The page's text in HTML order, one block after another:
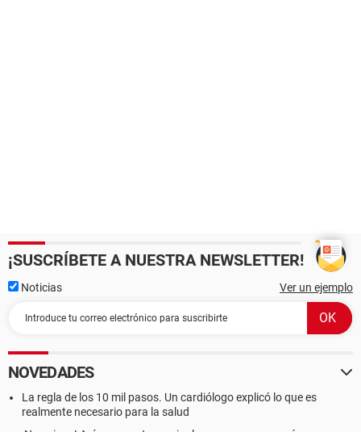
¡SUSCRÍBETE A NUESTRA NEWSLETTER!
Noticias Ver un ejemplo
NOVEDADES
La regla de los 10 mil pasos. Un cardiólogo explicó lo que es
realmente necesario para la salud